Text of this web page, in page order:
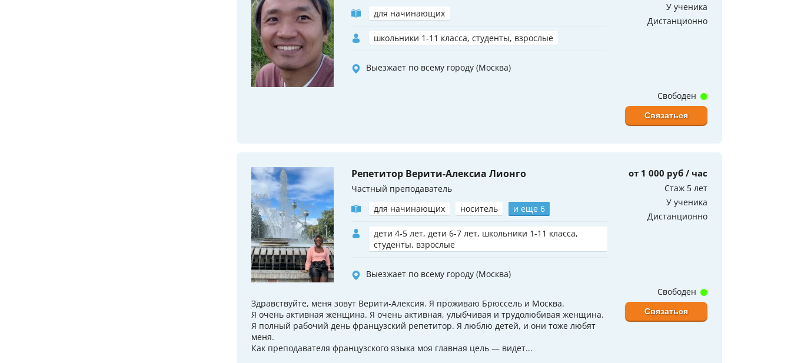
для начинающих
школьники 1-11 класса, студенты, взрослые
Выезжает по всему городу (Москва)
У ученика
Дистанционно
Свободен
Связаться
Репетитор Верити-Алексиа Лионго
Частный преподаватель
для начинающих
носитель и еще 6
дети 4-5 лет, дети 6-7 лет, школьники 1-11 класса,
студенты, взрослые
Выезжает по всему городу (Москва)
от 1 000 руб / час
Стаж 5 лет
У ученика
Дистанционно
Здравствуйте, меня зовут Верити-Алексия. Я проживаю Брюссель и Москва.
Я очень активная женщина. Я очень активная, улыбчивая и трудолюбивая женщина.
Я полный рабочий день французский репетитор. Я люблю детей, и они тоже любят
меня.
Как преподавателя французского языка моя главная цель — видет...
Свободен
Связаться